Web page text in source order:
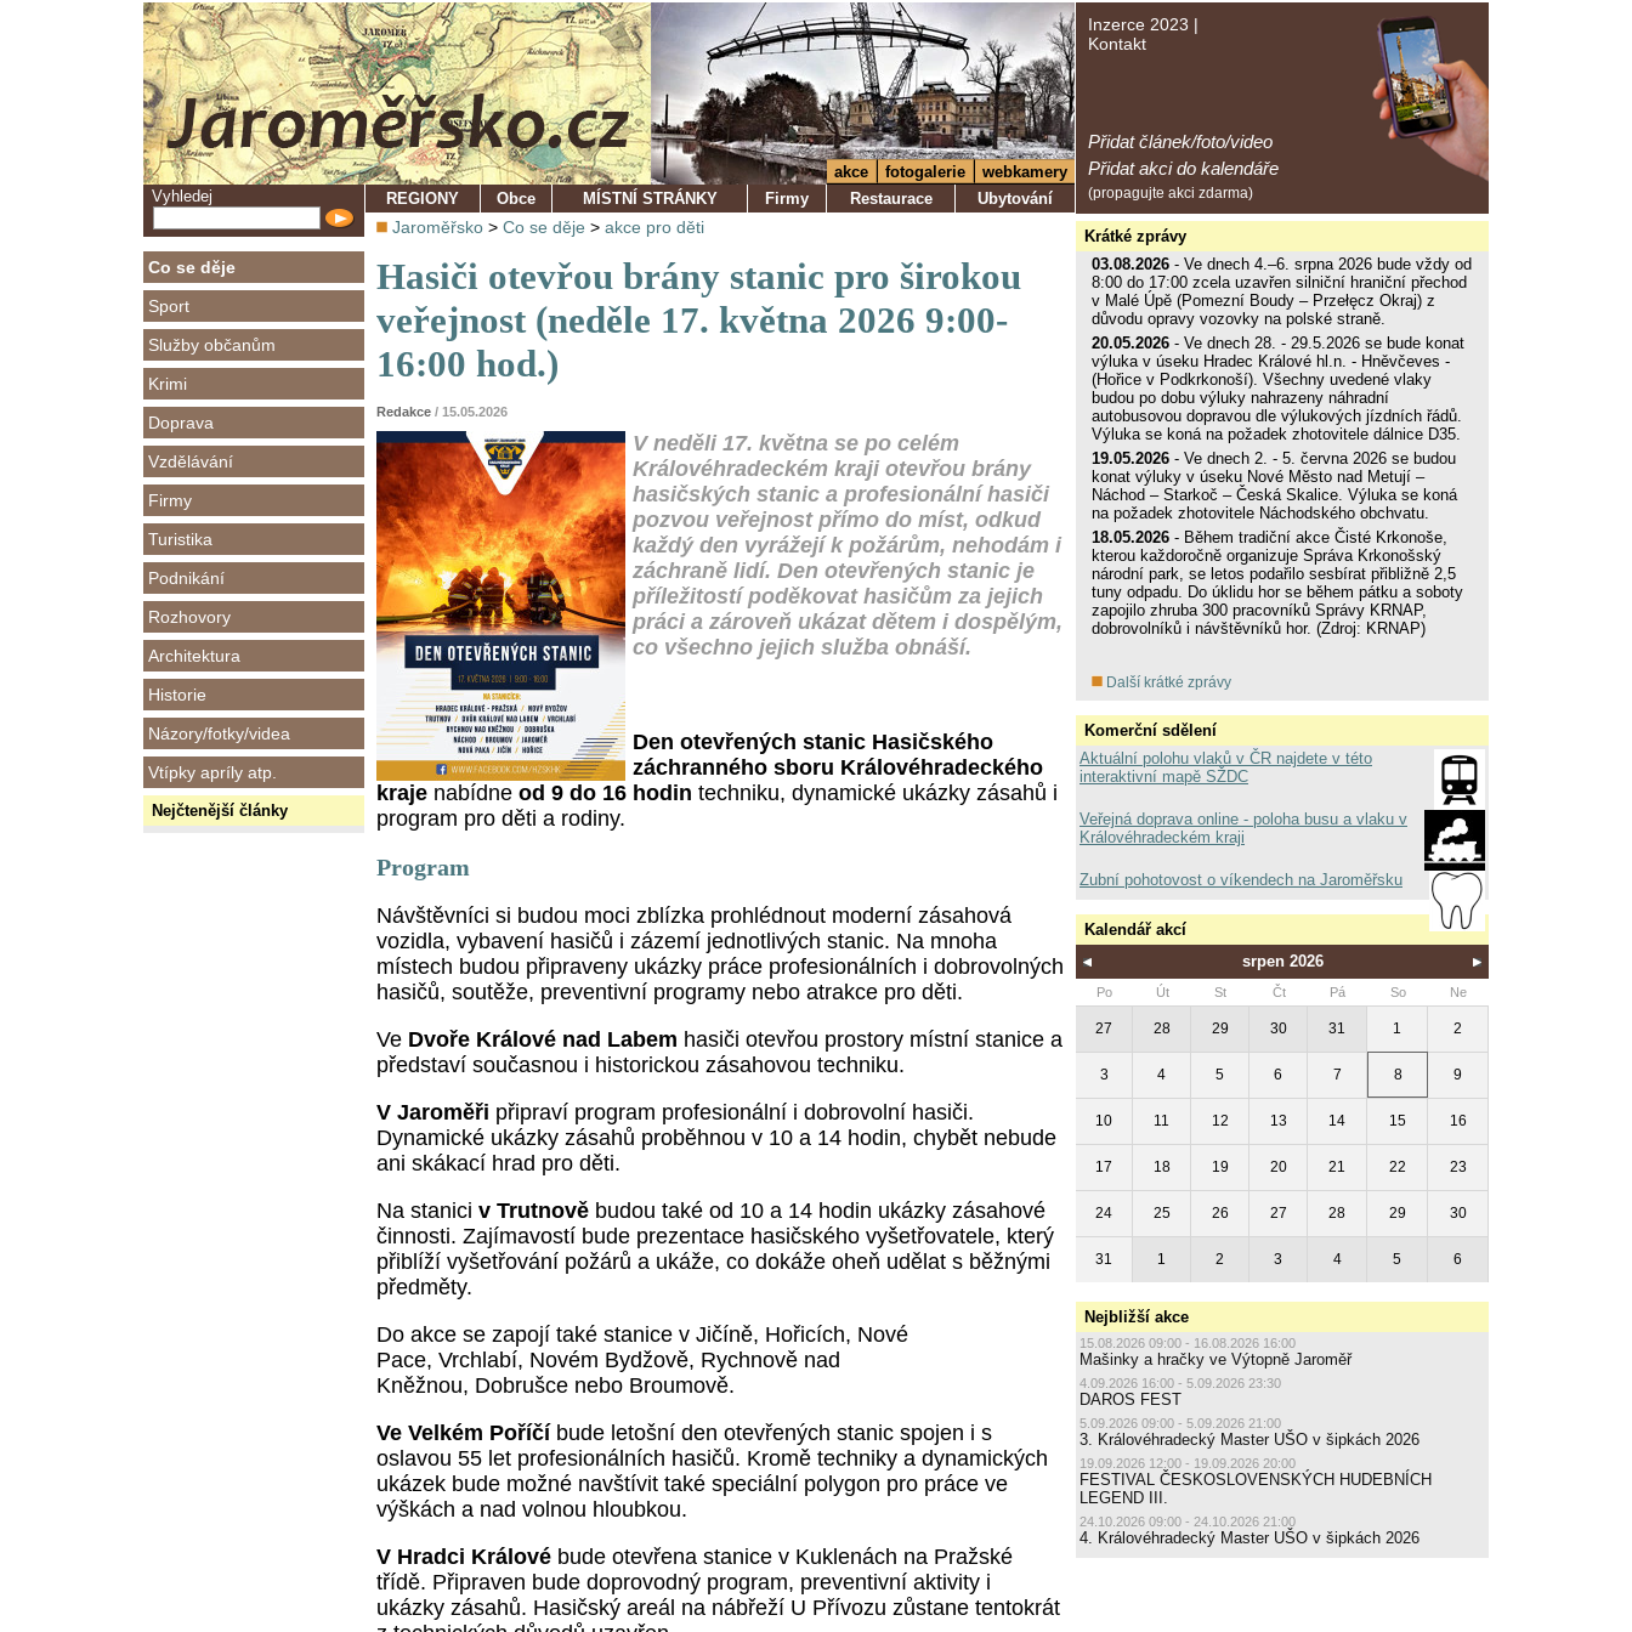
Vyhledej
Co se děje
Sport
Služby občanům
Krimi
Doprava
Vzdělávání
Firmy
Turistika
Podnikání
Rozhovory
Architektura
Historie
Názory/fotky/videa
Vtípky apríly atp.
Nejčtenější články
Inzerce 2023 |
Kontakt
Přidat článek/foto/video
Přidat akci do kalendáře
(propagujte akci zdarma)
akce fotogalerie
webkamery
REGIONY
Obce MÍSTNÍ STRÁNKY Firmy Restaurace Ubytování
Jaroměřsko > Co se děje > akce pro děti
Hasiči otevřou brány stanic pro širokou
veřejnost (neděle 17. května 2026 9:00-
16:00 hod.)
Redakce / 15.05.2026
V neděli 17. května se po celém
Královéhradeckém kraji otevřou brány
hasičských stanic a profesionální hasiči
pozvou veřejnost přímo do míst, odkud
každý den vyrážejí k požárům, nehodám i
záchraně lidí. Den otevřených stanic je
příležitostí poděkovat hasičům za jejich
práci a zároveň ukázat dětem i dospělým,
co všechno jejich služba obnáší.
Den otevřených stanic Hasičského
záchranného sboru Královéhradeckého
kraje nabídne od 9 do 16 hodin techniku, dynamické ukázky zásahů i
program pro děti a rodiny.
Program
Návštěvníci si budou moci zblízka prohlédnout moderní zásahová
vozidla, vybavení hasičů i zázemí jednotlivých stanic. Na mnoha
místech budou připraveny ukázky práce profesionálních i dobrovolných
hasičů, soutěže, preventivní programy nebo atrakce pro děti.
Ve Dvoře Králové nad Labem hasiči otevřou prostory místní stanice a
představí současnou i historickou zásahovou techniku.
V Jaroměři připraví program profesionální i dobrovolní hasiči.
Dynamické ukázky zásahů proběhnou v 10 a 14 hodin, chybět nebude
ani skákací hrad pro děti.
Na stanici v Trutnově budou také od 10 a 14 hodin ukázky zásahové
činnosti. Zajímavostí bude prezentace hasičského vyšetřovatele, který
přiblíží vyšetřování požárů a ukáže, co dokáže oheň udělat s běžnými
předměty.
Do akce se zapojí také stanice v Jičíně, Hořicích, Nové
Pace, Vrchlabí, Novém Bydžově, Rychnově nad
Kněžnou, Dobrušce nebo Broumově.
Ve Velkém Poříčí bude letošní den otevřených stanic spojen i s
oslavou 55 let profesionálních hasičů. Kromě techniky a dynamických
ukázek bude možné navštívit také speciální polygon pro práce ve
výškách a nad volnou hloubkou.
V Hradci Králové bude otevřena stanice v Kuklenách na Pražské
třídě. Připraven bude doprovodný program, preventivní aktivity i
ukázky zásahů. Hasičský areál na nábřeží U Přívozu zůstane tentokrát
Krátké zprávy
03.08.2026 - Ve dnech 4.–6. srpna 2026 bude vždy od
8:00 do 17:00 zcela uzavřen silniční hraniční přechod
v Malé Úpě (Pomezní Boudy – Przełęcz Okraj) z
důvodu opravy vozovky na polské straně.
20.05.2026 - Ve dnech 28. - 29.5.2026 se bude konat
výluka v úseku Hradec Králové hl.n. - Hněvčeves -
(Hořice v Podkrkonoší). Všechny uvedené vlaky
budou po dobu výluky nahrazeny náhradní
autobusovou dopravou dle výlukových jízdních řádů.
Výluka se koná na požadek zhotovitele dálnice D35.
19.05.2026 - Ve dnech 2. - 5. června 2026 se budou
konat výluky v úseku Nové Město nad Metují –
Náchod – Starkoč – Česká Skalice. Výluka se koná
na požadek zhotovitele Náchodského obchvatu.
18.05.2026 - Během tradiční akce Čisté Krkonoše,
kterou každoročně organizuje Správa Krkonošský
národní park, se letos podařilo sesbírat přibližně 2,5
tuny odpadu. Do úklidu hor se během pátku a soboty
zapojilo zhruba 300 pracovníků Správy KRNAP,
dobrovolníků i návštěvníků hor. (Zdroj: KRNAP)
Další krátké zprávy
Komerční sdělení
Aktuální polohu vlaků v ČR najdete v této
interaktivní mapě SŽDC
Veřejná doprava online - poloha busu a vlaku v
Královéhradeckém kraji
Zubní pohotovost o víkendech na Jaroměřsku
Kalendář akcí
srpen 2026
Po Út St Čt Pá So Ne
27 28 29 30 31 1 2
3 4 5 6 7 8 9
10 11 12 13 14 15 16
17 18 19 20 21 22 23
24 25 26 27 28 29 30
31 1 2 3 4 5 6
Nejbližší akce
15.08.2026 09:00 - 16.08.2026 16:00
Mašinky a hračky ve Výtopně Jaroměř
4.09.2026 16:00 - 5.09.2026 23:30
DAROS FEST
5.09.2026 09:00 - 5.09.2026 21:00
3. Královéhradecký Master UŠO v šipkách 2026
19.09.2026 12:00 - 19.09.2026 20:00
FESTIVAL ČESKOSLOVENSKÝCH HUDEBNÍCH
LEGEND III.
24.10.2026 09:00 - 24.10.2026 21:00
4. Královéhradecký Master UŠO v šipkách 2026